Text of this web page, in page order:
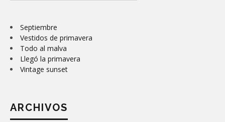
Septiembre
Vestidos de primavera
Todo al malva
Llegó la primavera
Vintage sunset
ARCHIVOS